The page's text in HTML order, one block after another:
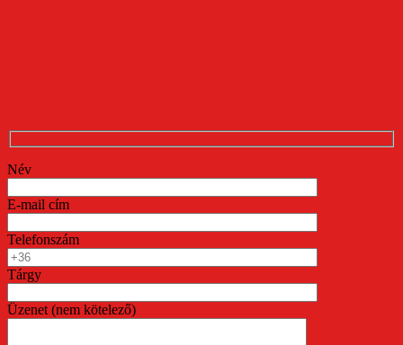
Név
E-mail cím
Telefonszám
Tárgy
Üzenet (nem kötelező)